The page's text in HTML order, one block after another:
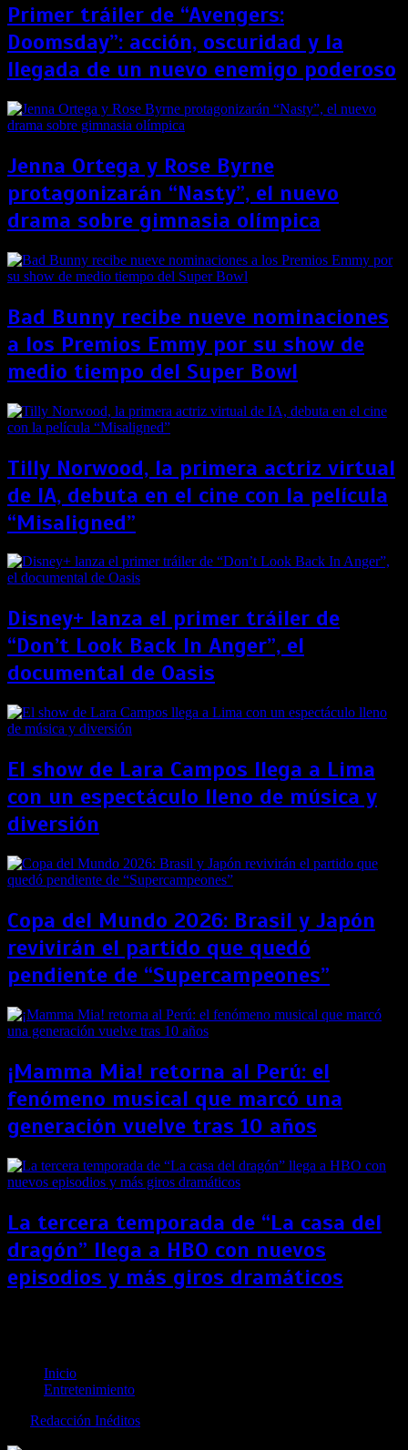
Primer tráiler de “Avengers:
Doomsday”: acción, oscuridad y la
llegada de un nuevo enemigo poderoso
Jenna Ortega y Rose Byrne
protagonizarán “Nasty”, el nuevo
drama sobre gimnasia olímpica
Bad Bunny recibe nueve nominaciones
a los Premios Emmy por su show de
medio tiempo del Super Bowl
Tilly Norwood, la primera actriz virtual
de IA, debuta en el cine con la película
“Misaligned”
Disney+ lanza el primer tráiler de
“Don’t Look Back In Anger”, el
documental de Oasis
El show de Lara Campos llega a Lima
con un espectáculo lleno de música y
diversión
Copa del Mundo 2026: Brasil y Japón
revivirán el partido que quedó
pendiente de “Supercampeones”
¡Mamma Mia! retorna al Perú: el
fenómeno musical que marcó una
generación vuelve tras 10 años
La tercera temporada de “La casa del
dragón” llega a HBO con nuevos
episodios y más giros dramáticos
Inicio
Entretenimiento
Redacción Inéditos